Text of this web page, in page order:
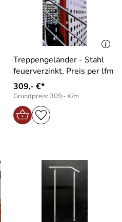
Treppengeländer - Stahl
feuerverzinkt, Preis per lfm
309,- €*
Grundpreis: 309,- €/m